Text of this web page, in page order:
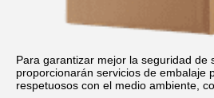
Para garantizar mejor la seguridad de
proporcionarán servicios de embalaje
respetuosos con el medio ambiente,